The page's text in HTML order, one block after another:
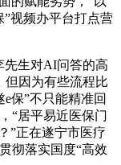
视频办平台打点营
生对AI问答的高
但因为有些流程比
保”不只能精准回
“居平易近医保门
”正在遂宁市医疗
彻落实国度“高效